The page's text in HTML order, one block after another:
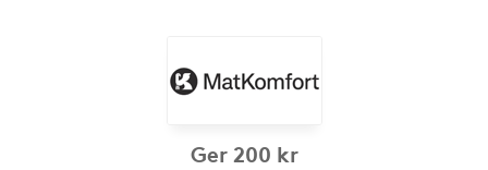
Ger 200 kr